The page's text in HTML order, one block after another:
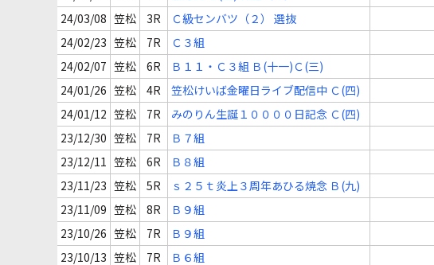
24/03/08 笠松 3R Ｃ級センバツ（２） 選抜
24/02/23 笠松 7R Ｃ３組
24/02/07 笠松 6R Ｂ１１・Ｃ３組 Ｂ(十一)Ｃ(三)
24/01/26 笠松 4R 笠松けいば金曜日ライブ配信中 Ｃ(四)
24/01/12 笠松 7R みのりん生誕１００００日記念 Ｃ(四)
23/12/30 笠松 7R Ｂ７組
23/12/11 笠松 6R Ｂ８組
23/11/23 笠松 5R ｓ２５ｔ炎上３周年あひる焼念 Ｂ(九)
23/11/09 笠松 8R Ｂ９組
23/10/26 笠松 7R Ｂ９組
23/10/13 笠松 7R Ｂ６組